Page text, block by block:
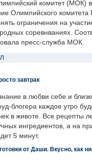
комитет (МОК)
Олимпийского
ограничения на
соревнваниях.
пресс-служба МОК.
завтрак
в любви себе и
блогера каждое утро
в животе. Все рецепты
ингредиентов, а на
5 минут.
от Даши. Вкусно, как ни